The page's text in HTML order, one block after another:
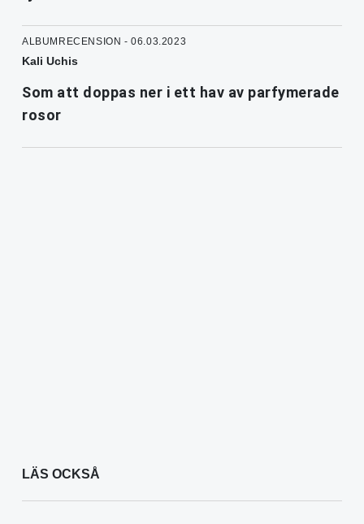
ALBUMRECENSION - 06.03.2023
Kali Uchis
Som att doppas ner i ett hav av parfymerade
rosor
LÄS OCKSÅ